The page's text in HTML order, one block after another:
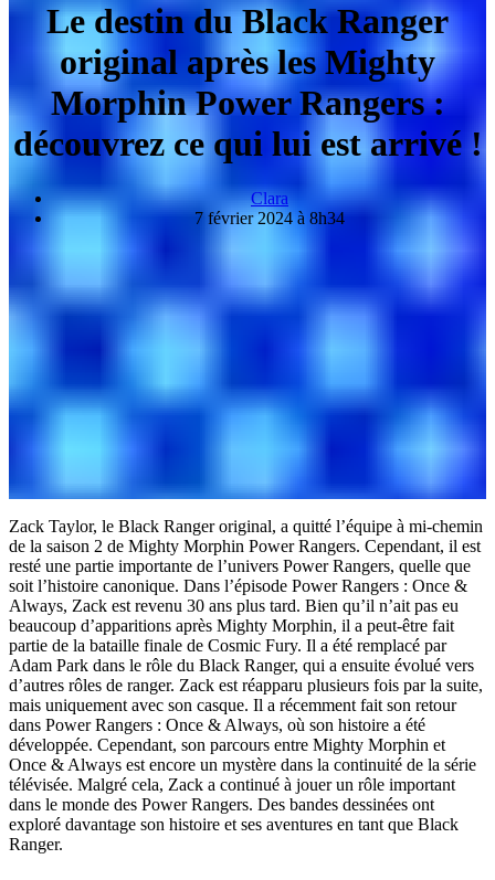
Le destin du Black Ranger
original après les Mighty
Morphin Power Rangers :
découvrez ce qui lui est arrivé !
Clara
7 février 2024 à 8h34
Zack Taylor, le Black Ranger original, a quitté l’équipe à mi-chemin
de la saison 2 de Mighty Morphin Power Rangers. Cependant, il est
resté une partie importante de l’univers Power Rangers, quelle que
soit l’histoire canonique. Dans l’épisode Power Rangers : Once &
Always, Zack est revenu 30 ans plus tard. Bien qu’il n’ait pas eu
beaucoup d’apparitions après Mighty Morphin, il a peut-être fait
partie de la bataille finale de Cosmic Fury. Il a été remplacé par
Adam Park dans le rôle du Black Ranger, qui a ensuite évolué vers
d’autres rôles de ranger. Zack est réapparu plusieurs fois par la suite,
mais uniquement avec son casque. Il a récemment fait son retour
dans Power Rangers : Once & Always, où son histoire a été
développée. Cependant, son parcours entre Mighty Morphin et
Once & Always est encore un mystère dans la continuité de la série
télévisée. Malgré cela, Zack a continué à jouer un rôle important
dans le monde des Power Rangers. Des bandes dessinées ont
exploré davantage son histoire et ses aventures en tant que Black
Ranger.